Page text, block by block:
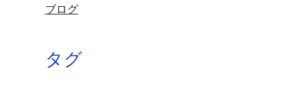
ブログ
タグ